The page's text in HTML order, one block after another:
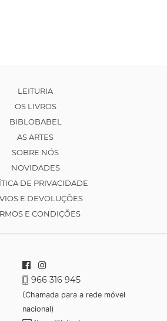
LEITURIA
OS LIVROS
BIBLOBABEL
AS ARTES
SOBRE NÓS
NOVIDADES
DE PRIVACIDADE
E DEVOLUÇÕES
E CONDIÇÕES
966 316 945
(Chamada para a rede móvel
nacional)